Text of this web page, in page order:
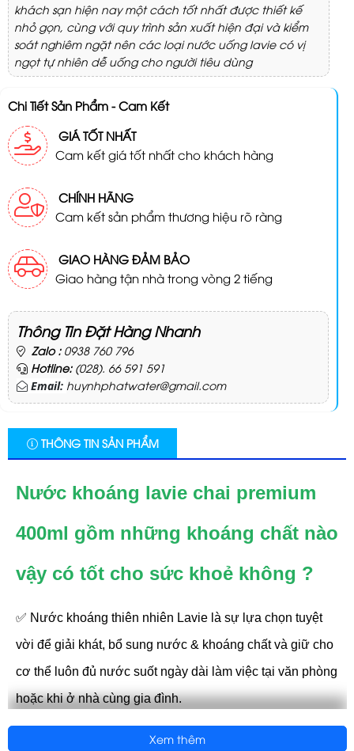
khách sạn hiện nay một cách tốt nhất được thiết kế
nhỏ gọn, cùng với quy trình sản xuất hiện đại và kiểm
soát nghiêm ngặt nên các loại nước uống lavie có vị
ngọt tự nhiên dễ uống cho người tiêu dùng
Chi Tiết Sản Phẩm - Cam Kết
GIÁ TỐT NHẤT
Cam kết giá tốt nhất cho khách hàng
CHÍNH HÃNG
Cam kết sản phẩm thương hiệu rõ ràng
GIAO HÀNG ĐẢM BẢO
Giao hàng tận nhà trong vòng 2 tiếng
Thông Tin Đặt Hàng Nhanh
Zalo : 0938 760 796
Hotline: (028). 66 591 591
Email: huynhphatwater@gmail.com
THÔNG TIN SẢN PHẨM
Nước khoáng lavie chai premium
400ml gồm những khoáng chất nào
vậy có tốt cho sức khoẻ không ?
✅ Nước khoáng thiên nhiên Lavie là sự lựa chọn tuyệt
vời để giải khát, bổ sung nước & khoáng chất và giữ cho
cơ thể luôn đủ nước suốt ngày dài làm việc tại văn phòng
hoặc khi ở nhà cùng gia đình.
✅ Không đường & không calo, Nước khoáng Lavie với 6
Xem thêm